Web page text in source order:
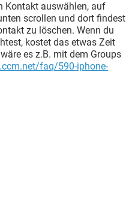
Kontakt auswählen, auf
scrollen und dort findest
zu löschen. Wenn du
kostet das etwas Zeit
es z.B. mit dem Groups
faq/590-iphone-